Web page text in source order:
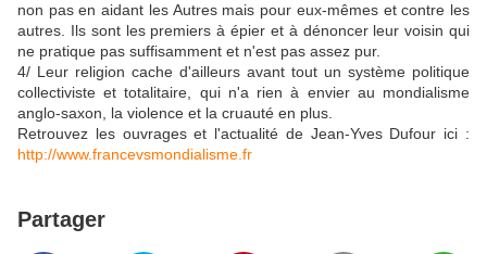
non pas en aidant les Autres mais pour eux-mêmes et contre les
autres. Ils sont les premiers à épier et à dénoncer leur voisin qui
ne pratique pas suffisamment et n'est pas assez pur.
4/ Leur religion cache d'ailleurs avant tout un système politique
collectiviste et totalitaire, qui n'a rien à envier au mondialisme
anglo-saxon, la violence et la cruauté en plus.
Retrouvez les ouvrages et l'actualité de Jean-Yves Dufour ici :
http://www.francevsmondialisme.fr
Partager